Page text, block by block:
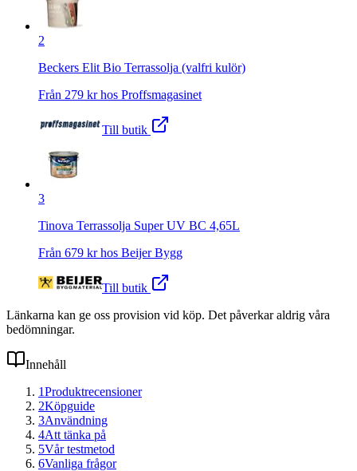
2
Beckers Elit Bio Terrassolja (valfri kulör)
Från 279 kr hos Proffsmagasinet
Till butik
3
Tinova Terrassolja Super UV BC 4,65L
Från 679 kr hos Beijer Bygg
Till butik
Länkarna kan ge oss provision vid köp. Det påverkar aldrig våra
bedömningar.
Innehåll
1Produktrecensioner
2Köpguide
3Användning
4Att tänka på
5Vår testmetod
6Vanliga frågor